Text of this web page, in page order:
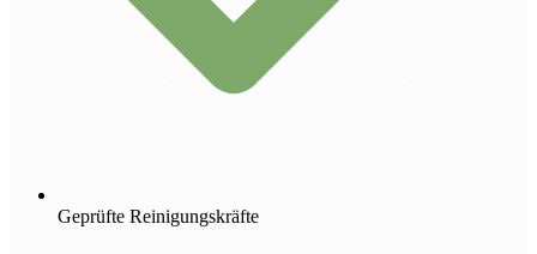
Geprüfte Reinigungskräfte